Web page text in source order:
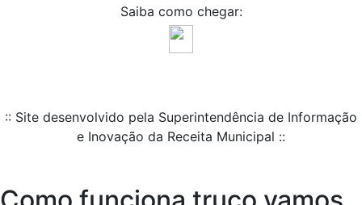
Saiba como chegar:
:: Site desenvolvido pela Superintendência de Informação
e Inovação da Receita Municipal ::